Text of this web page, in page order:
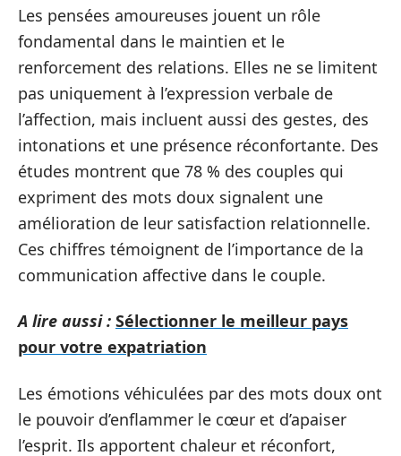
Les pensées amoureuses jouent un rôle
fondamental dans le maintien et le
renforcement des relations. Elles ne se limitent
pas uniquement à l’expression verbale de
l’affection, mais incluent aussi des gestes, des
intonations et une présence réconfortante. Des
études montrent que 78 % des couples qui
expriment des mots doux signalent une
amélioration de leur satisfaction relationnelle.
Ces chiffres témoignent de l’importance de la
communication affective dans le couple.
A lire aussi : Sélectionner le meilleur pays
pour votre expatriation
Les émotions véhiculées par des mots doux ont
le pouvoir d’enflammer le cœur et d’apaiser
l’esprit. Ils apportent chaleur et réconfort,